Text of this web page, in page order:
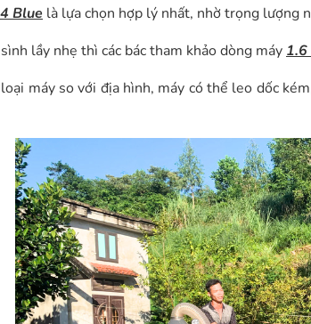
Blue là lựa chọn hợp lý nhất, nhờ trọng lượng
lầy nhẹ thì các bác tham khảo dòng máy 1.6
máy so với địa hình, máy có thể leo dốc